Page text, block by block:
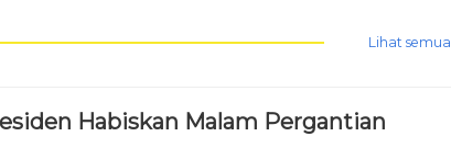
Lihat semua
Habiskan Malam Pergantian